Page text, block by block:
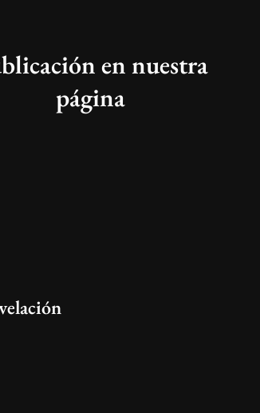
en nuestra
página